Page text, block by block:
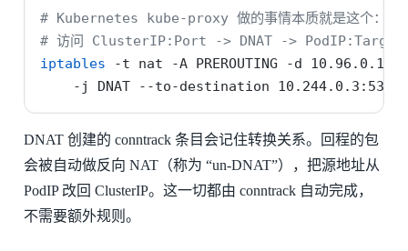
# Kubernetes kube-proxy 做的事情本质就是这个：
# 访问 ClusterIP:Port -> DNAT ->
iptables
-t nat -A PREROUTING -d 10.96.0.10
-j
DNAT --to-destination 10.244.0.3:53
DNAT 创建的 conntrack 条目会记住转换关系。回程的包
会被自动做反向 NAT（称为 “un-DNAT”），把源地址从
PodIP 改回 ClusterIP。这一切都由 conntrack 自动完成，
不需要额外规则。